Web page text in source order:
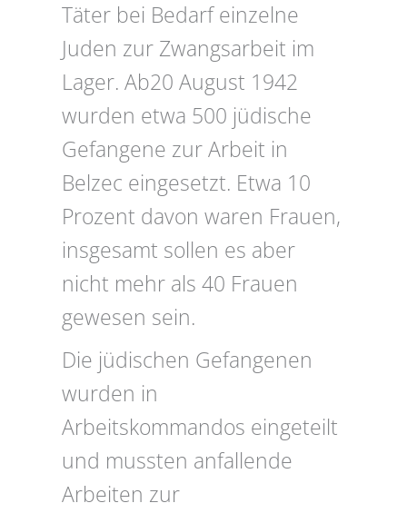
Täter bei Bedarf einzelne
Juden zur Zwangsarbeit im
Lager. Ab20 August 1942
wurden etwa 500 jüdische
Gefangene zur Arbeit in
Belzec eingesetzt. Etwa 10
Prozent davon waren Frauen,
insgesamt sollen es aber
nicht mehr als 40 Frauen
gewesen sein.
Die jüdischen Gefangenen
wurden in
Arbeitskommandos eingeteilt
und mussten anfallende
Arbeiten zur